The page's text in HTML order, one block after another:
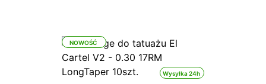
Wysyłka 24h
NOWOŚĆ